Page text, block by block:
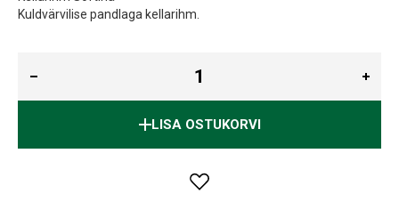
Kuldvärvilise pandlaga kellarihm.
LISA OSTUKORVI